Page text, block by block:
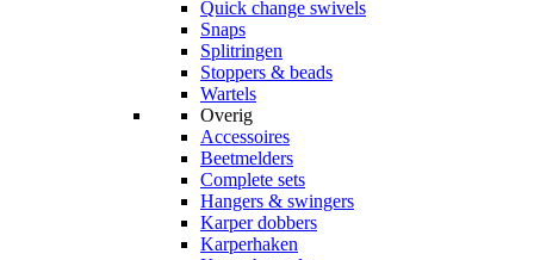
Quick change swivels
Snaps
Splitringen
Stoppers & beads
Wartels
Overig
Accessoires
Beetmelders
Complete sets
Hangers & swingers
Karper dobbers
Karperhaken